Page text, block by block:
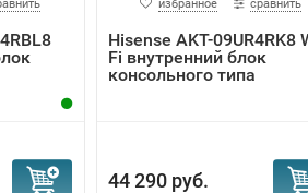
избранное сравнить
Hisense AKT-09UR4RK8
Fi внутренний блок
консольного типа
44 290 руб.